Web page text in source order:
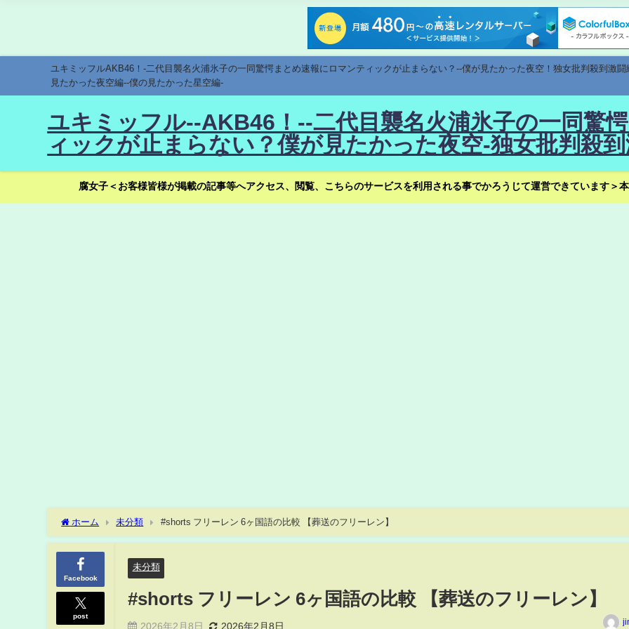
ユキミッフルAKB46！-二代目襲名火浦氷子の一同驚愕まとめ速報にロマンティックが止まらない？--僕が見たかった夜空！独女批判殺到激
見たかった夜空編--僕の見たかった星空編-
ユキミッフル--AKB46！--二代目襲名火浦氷子の一同驚
ィックが止まらない？僕が見たかった夜空-独女批判殺
腐女子＜お客様皆様が掲載の記事等へアクセス、閲覧、こちらのサービスを利用される事でかろうじて運営できています＞
ホーム 未分類 #shorts フリーレン 6ヶ国語の比較 【葬送のフリーレン】
Facebook
post
未分類
#shorts フリーレン 6ヶ国語の比較 【葬送のフリーレン】
2026年2月8日 2026年2月8日